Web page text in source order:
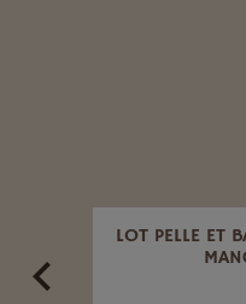
LOT PELLE ET